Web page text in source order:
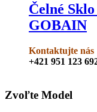
Čelné
GOBAIN
Kontaktujte nás
+421 951 123
Zvoľte Model